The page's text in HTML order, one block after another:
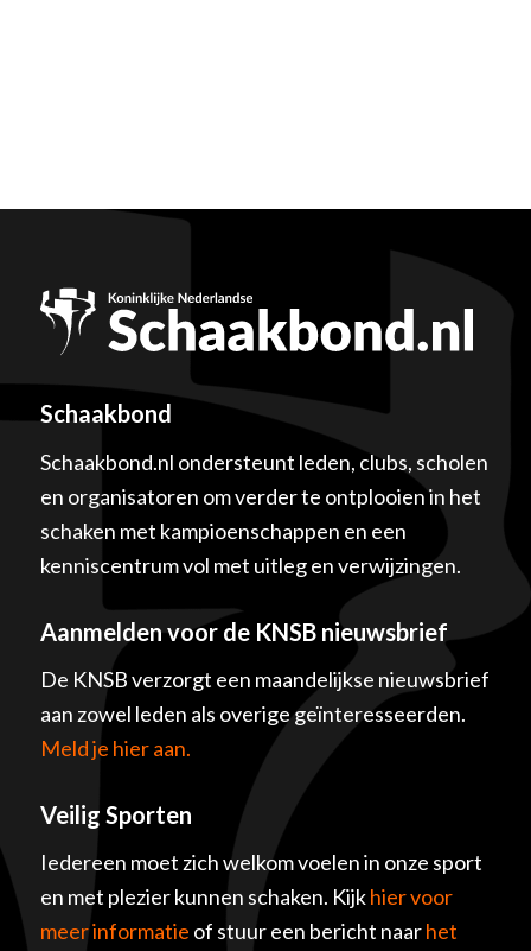
Schaakbond
Schaakbond.nl ondersteunt leden, clubs, scholen
en organisatoren om verder te ontplooien in het
schaken met kampioenschappen en een
kenniscentrum vol met uitleg en verwijzingen.
Aanmelden voor de KNSB nieuwsbrief
De KNSB verzorgt een maandelijkse nieuwsbrief
aan zowel leden als overige geïnteresseerden.
Meld je hier aan.
Veilig Sporten
Iedereen moet zich welkom voelen in onze sport
en met plezier kunnen schaken. Kijkhier voor
meer informatie of stuur een bericht naarhet